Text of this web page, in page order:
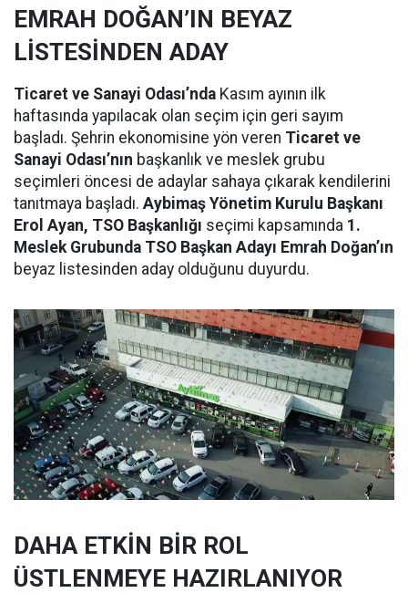
EMRAH DOĞAN’IN BEYAZ
LİSTESİNDEN ADAY
Ticaret ve Sanayi Odası’nda Kasım ayının ilk
haftasında yapılacak olan seçim için geri sayım
başladı. Şehrin ekonomisine yön veren Ticaret ve
Sanayi Odası’nın başkanlık ve meslek grubu
seçimleri öncesi de adaylar sahaya çıkarak kendilerini
tanıtmaya başladı. Aybimaş Yönetim Kurulu Başkanı
Erol Ayan, TSO Başkanlığı seçimi kapsamında 1.
Meslek Grubunda TSO Başkan Adayı Emrah Doğan’ın
beyaz listesinden aday olduğunu duyurdu.
DAHA ETKİN BİR ROL
ÜSTLENMEYE HAZIRLANIYOR